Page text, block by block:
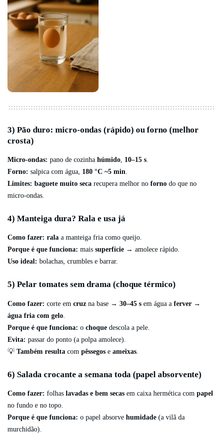
3) Pão duro: micro-ondas (rápido) ou forno (melhor
crosta)
Micro-ondas: pano de cozinha húmido 10–15 s
Forno: salpica com água, 180 °C ~5 min
Limites: baguete muito seca recupera melhor no forno do que no
micro-ondas.
4) Manteiga dura? Rala e usa já
Como fazer: rala a manteiga fria como queijo.
Porque é que funciona: mais superfície → amolece rápido.
Uso ideal: bolachas, crumbles e barrar.
5) Pelar tomates sem drama (choque térmico)
Como fazer: corte em cruz na base → 30–45 s em água a ferver →
água fria com gelo
Porque é que funciona: o choque descola a pele.
Evita: passar do ponto (a polpa amolece).
💡Também resulta com pêssegos e ameixas
6) Salada crocante a semana toda (papel absorvente)
Como fazer: folhas lavadas e bem secas em caixa hermética com papel
no fundo e no topo.
Porque é que funciona: o papel absorve humidade (a vilã da
murchidão).